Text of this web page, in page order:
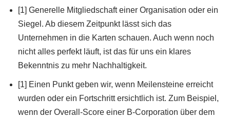
[1] Generelle Mitgliedschaft einer Organisation oder ein
Siegel. Ab diesem Zeitpunkt lässt sich das
Unternehmen in die Karten schauen. Auch wenn noch
nicht alles perfekt läuft, ist das für uns ein klares
Bekenntnis zu mehr Nachhaltigkeit.
[1] Einen Punkt geben wir, wenn Meilensteine erreicht
wurden oder ein Fortschritt ersichtlich ist. Zum Beispiel,
wenn der Overall-Score einer B-Corporation über dem